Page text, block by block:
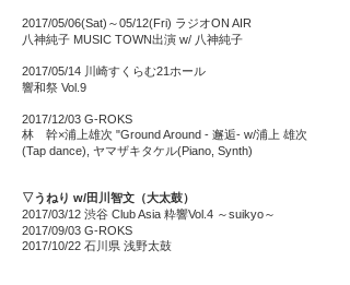
2017/05/06(Sat)～05/12(Fri) ラジオON AIR
八神純子 MUSIC TOWN出演 w/ 八神純子
2017/05/14 川崎すくらむ21ホール
響和祭 Vol.9
2017/12/03 G-ROKS
林 幹×浦上雄次 "Ground Around - 邂逅- w/浦上 雄次
(Tap dance), ヤマザキタケル(Piano, Synth)
▽うねり w/田川智文（大太鼓）
2017/03/12 渋谷 Club Asia 粋響Vol.4 ～suikyo～
2017/09/03 G-ROKS
2017/10/22 石川県 浅野太鼓